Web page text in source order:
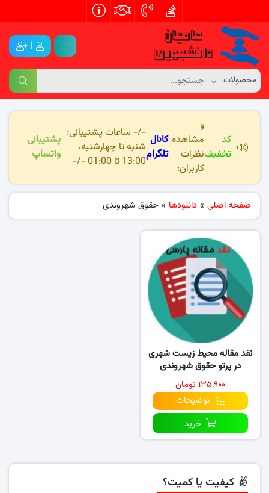
|
کد
تخفیف
و
مشاهده
نظرات
کاربران:
کانال
تلگرام
-/- ساعات پشتیبانی:
شنبه تا چهارشنبه،
13:00 تا 01:00 -/-
پشتیبانی
واتساپ
صفحه اصلی » دانلودها » حقوق شهروندی
نقد مقاله محیط زیست شهری
در پرتو حقوق شهروندی
۱۳۵,۹۰۰ تومان
توضیحات
خرید
کیفیت یا کمیت؟